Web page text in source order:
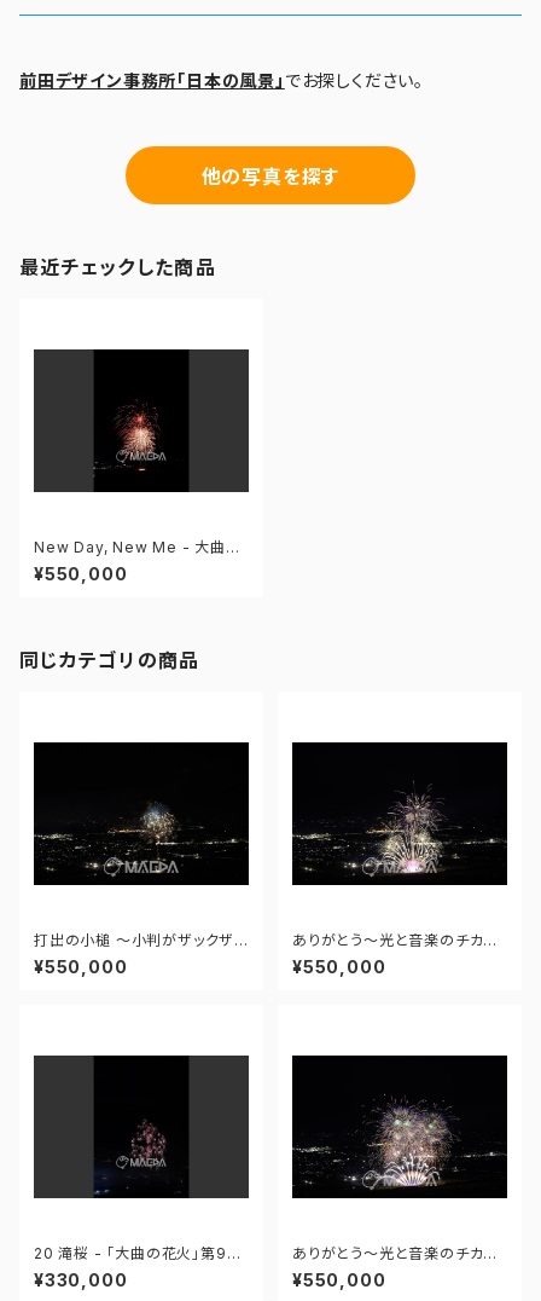
前田デザイン事務所「日本の風景」 でお探しください。
他の写真を探す
最近チェックした商品
New Day, New Me - 大曲の
花火―春の章― 世界の花火 日
本の花火 新作花火コレクション
¥550,000
同じカテゴリの商品
打出の小槌 ～小判がザックザク
～ - 大曲の花火―春の章―「新
作花火コレクション2024 世界
¥550,000
ありがとう～光と音楽のチカラ
～ - 大曲の花火―春の章―「新
作花火コレクション2024 世界
¥550,000
20 滝桜 - 「大曲の花火」第96
回全国花火競技大会 - 172558
419995110
¥330,000
ありがとう～光と音楽のチカラ
～ - 大曲の花火―春の章―「新
作花火コレクション2024 世界
¥550,000